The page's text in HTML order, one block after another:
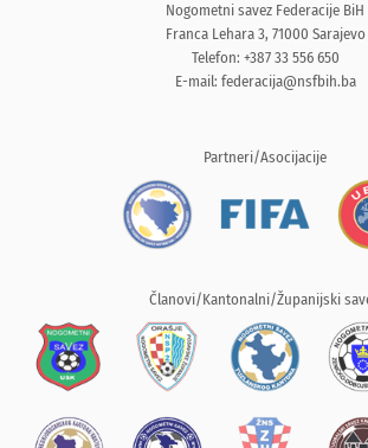
Nogometni savez Federacije BiH
Franca Lehara 3, 71000 Sarajevo
Telefon: +387 33 556 650
E-mail: federacija@nsfbih.ba
Partneri/Asocijacije
Članovi/Kantonalni/Županijski